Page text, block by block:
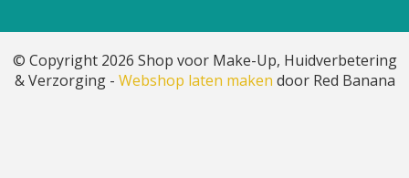
© Copyright 2026 Shop voor Make-Up, Huidverbetering
& Verzorging - Webshop laten maken door Red Banana